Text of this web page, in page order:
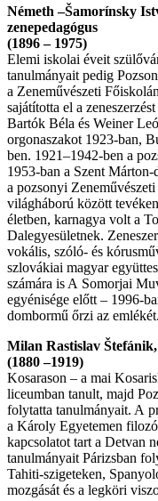
Németh –Šamorínsky
zenepedagógus
(1896 – 1975)
Elemi iskolai éveit
tanulmányait pedig
a Zeneművészeti
sajátította el a
Bartók Béla és Weiner
orgonaszakot 1923-ban,
ben. 1921–1942-ben a
1953-ban a Szent
a pozsonyi
világháború között
életben, karnagya volt a
Dalegyesületnek.
vokális, szóló- és
szlovákiai magyar
számára is A Somorjai
egyénisége előtt – 1996-
dombormű őrzi az emlékét.
Milan Rastislav
(1880 –1919)
Kosarason – a mai
liceumban tanult, majd
folytatta tanulmányait. A
a Károly Egyetemen
kapcsolatot tart a Detvan
tanulmányait Párizsban
Tahiti-szigeteken,
mozgását és a legköri